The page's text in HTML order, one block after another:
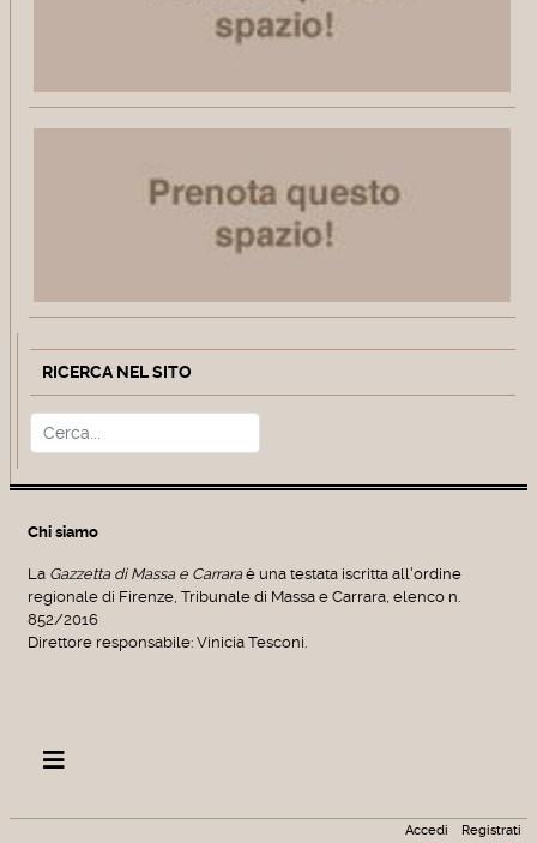
RICERCA NEL SITO
Cerca Type 2 or more characters for
Chi siamo
La Gazzetta di Massa e Carraraè una testata iscritta all'ordine
regionale di Firenze, Tribunale di Massa e Carrara, elenco n.
852/2016
Direttore responsabile: Vinicia Tesconi.
Accedi Registrati